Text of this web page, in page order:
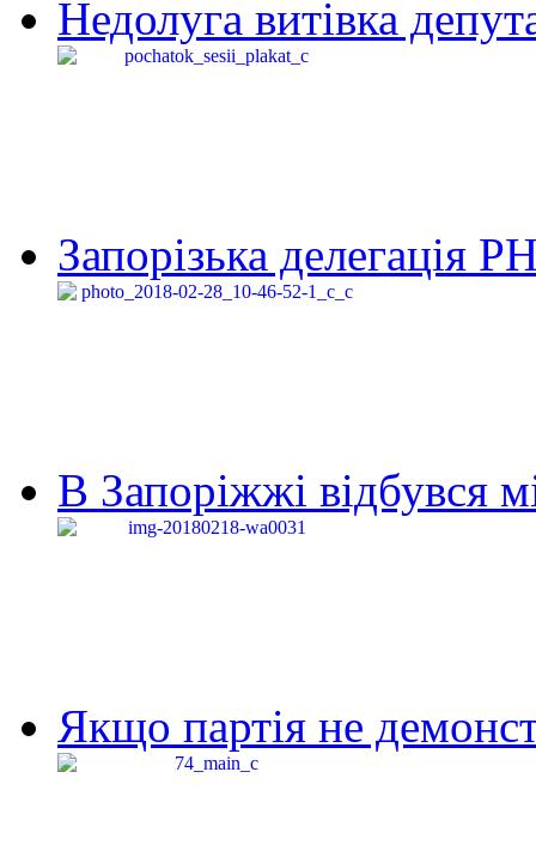
Недолуга витівка
Запорізька делегація
В Запоріжжі відбувся
Якщо партія не